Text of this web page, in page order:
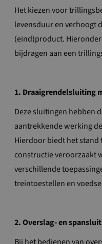
Het kiezen voor
levensduur en verhoogt
(eind)product.
bijdragen aan een
1. Draaigrendelsluiting
Deze sluitingen hebben
aantrekkende werking
Hierdoor biedt het
constructie veroorzaakt
verschillende
treintoestellen en
2. Overslag- en